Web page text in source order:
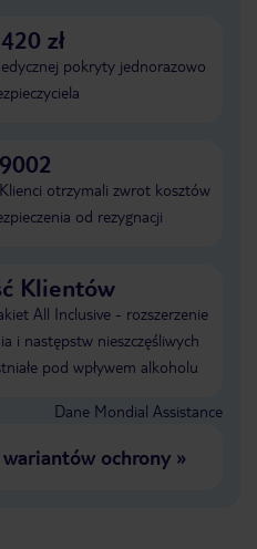
zł
pokryty jednorazowo
otrzymali zwrot kosztów
od rezygnacji
Klientów
All Inclusive - rozszerzenie
i następstw nieszczęśliwych
pod wpływem alkoholu
Dane Mondial Assistance
wariantów ochrony»